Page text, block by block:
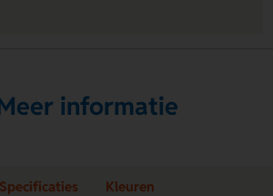
informatie
Specificaties Kleuren